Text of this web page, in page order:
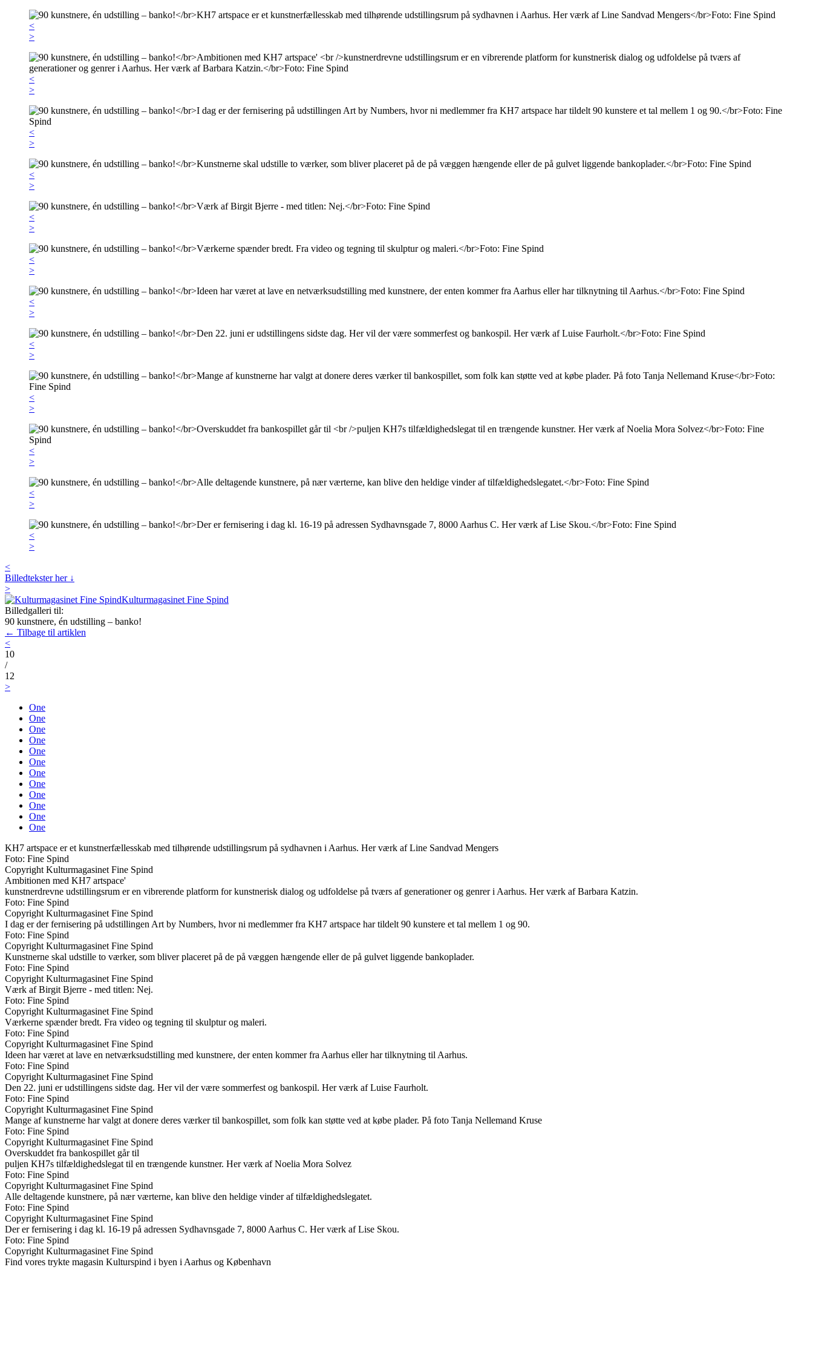
<
>
<
>
<
>
<
>
<
>
<
>
<
>
<
>
<
>
<
>
<
>
<
>
<
Billedtekster her ↓
>
Kulturmagasinet Fine Spind
Billedgalleri til:
90 kunstnere, én udstilling – banko!
← Tilbage til artiklen
<
10
/
12
>
One
One
One
One
One
One
One
One
One
One
One
One
KH7 artspace er et kunstnerfællesskab med tilhørende udstillingsrum på sydhavnen i Aarhus. Her værk af Line Sandvad Mengers
Foto: Fine Spind
Copyright Kulturmagasinet Fine Spind
Ambitionen med KH7 artspace'
kunstnerdrevne udstillingsrum er en vibrerende platform for kunstnerisk dialog og udfoldelse på tværs af generationer og genrer i Aarhus. Her værk af Barbara Katzin.
Foto: Fine Spind
Copyright Kulturmagasinet Fine Spind
I dag er der fernisering på udstillingen Art by Numbers, hvor ni medlemmer fra KH7 artspace har tildelt 90 kunstere et tal mellem 1 og 90.
Foto: Fine Spind
Copyright Kulturmagasinet Fine Spind
Kunstnerne skal udstille to værker, som bliver placeret på de på væggen hængende eller de på gulvet liggende bankoplader.
Foto: Fine Spind
Copyright Kulturmagasinet Fine Spind
Værk af Birgit Bjerre - med titlen: Nej.
Foto: Fine Spind
Copyright Kulturmagasinet Fine Spind
Værkerne spænder bredt. Fra video og tegning til skulptur og maleri.
Foto: Fine Spind
Copyright Kulturmagasinet Fine Spind
Ideen har været at lave en netværksudstilling med kunstnere, der enten kommer fra Aarhus eller har tilknytning til Aarhus.
Foto: Fine Spind
Copyright Kulturmagasinet Fine Spind
Den 22. juni er udstillingens sidste dag. Her vil der være sommerfest og bankospil. Her værk af Luise Faurholt.
Foto: Fine Spind
Copyright Kulturmagasinet Fine Spind
Mange af kunstnerne har valgt at donere deres værker til bankospillet, som folk kan støtte ved at købe plader. På foto Tanja Nellemand Kruse
Foto: Fine Spind
Copyright Kulturmagasinet Fine Spind
Overskuddet fra bankospillet går til
puljen KH7s tilfældighedslegat til en trængende kunstner. Her værk af Noelia Mora Solvez
Foto: Fine Spind
Copyright Kulturmagasinet Fine Spind
Alle deltagende kunstnere, på nær værterne, kan blive den heldige vinder af tilfældighedslegatet.
Foto: Fine Spind
Copyright Kulturmagasinet Fine Spind
Der er fernisering i dag kl. 16-19 på adressen Sydhavnsgade 7, 8000 Aarhus C. Her værk af Lise Skou.
Foto: Fine Spind
Copyright Kulturmagasinet Fine Spind
Find vores trykte magasin Kulturspind i byen i Aarhus og København